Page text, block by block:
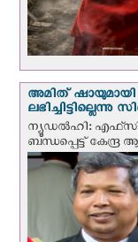
അമിത് ഷായുമായി
ന്യൂഡല്‍ഹി:
ബന്ധപ്പെട്ട് കേന്ദ്ര